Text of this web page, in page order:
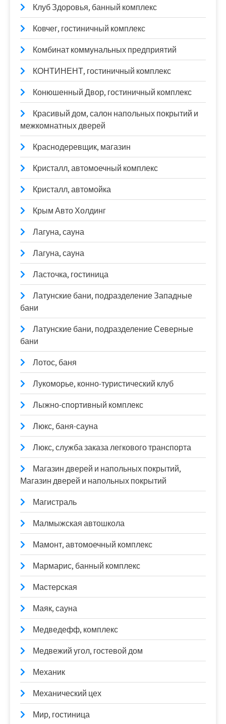
Клуб Здоровья, банный комплекс
Ковчег, гостиничный комплекс
Комбинат коммунальных предприятий
КОНТИНЕНТ, гостиничный комплекс
Конюшенный Двор, гостиничный комплекс
Красивый дом, салон напольных покрытий и
межкомнатных дверей
Краснодеревщик, магазин
Кристалл, автомоечный комплекс
Кристалл, автомойка
Крым Авто Холдинг
Лагуна, сауна
Лагуна, сауна
Ласточка, гостиница
Латунские бани, подразделение Западные
бани
Латунские бани, подразделение Северные
бани
Лотос, баня
Лукоморье, конно-туристический клуб
Лыжно-спортивный комплекс
Люкс, баня-сауна
Люкс, служба заказа легкового транспорта
Магазин дверей и напольных покрытий,
Магазин дверей и напольных покрытий
Магистраль
Малмыжская автошкола
Мамонт, автомоечный комплекс
Мармарис, банный комплекс
Мастерская
Маяк, сауна
Медведефф, комплекс
Медвежий угол, гостевой дом
Механик
Механический цех
Мир, гостиница